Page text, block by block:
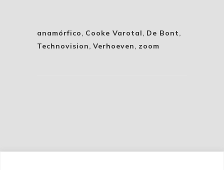
anamórfico, Cooke Varotal, De Bont,
Technovision, Verhoeven, zoom